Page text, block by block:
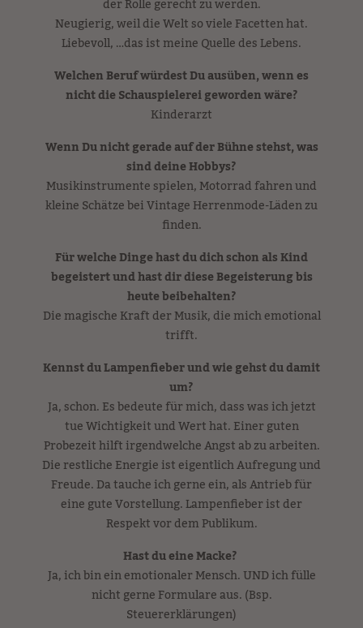
der Rolle gerecht zu werden.
Neugierig, weil die Welt so viele Facetten hat.
Liebevoll, …das ist meine Quelle des Lebens.
Welchen Beruf würdest Du ausüben, wenn es
nicht die Schauspielerei geworden wäre?
Kinderarzt
Wenn Du nicht gerade auf der Bühne stehst, was
sind deine Hobbys?
Musikinstrumente spielen, Motorrad fahren und
kleine Schätze bei Vintage Herrenmode-Läden zu
finden.
Für welche Dinge hast du dich schon als Kind
begeistert und hast dir diese Begeisterung bis
heute beibehalten?
Die magische Kraft der Musik, die mich emotional
trifft.
Kennst du Lampenfieber und wie gehst du damit
um?
Ja, schon. Es bedeute für mich, dass was ich jetzt
tue Wichtigkeit und Wert hat. Einer guten
Probezeit hilft irgendwelche Angst ab zu arbeiten.
Die restliche Energie ist eigentlich Aufregung und
Freude. Da tauche ich gerne ein, als Antrieb für
eine gute Vorstellung. Lampenfieber ist der
Respekt vor dem Publikum.
Hast du eine Macke?
Ja, ich bin ein emotionaler Mensch. UND ich fülle
nicht gerne Formulare aus. (Bsp.
Steuererklärungen)